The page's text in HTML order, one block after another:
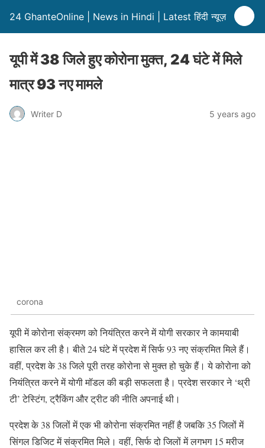
24 GhanteOnline | News in Hindi | Latest हिंदी न्यूज़
यूपी में 38 जिले हुए कोरोना मुक्त, 24 घंटे में मिले
मात्र 93 नए मामले
Writer D 5 years ago
corona
यूपी में कोरोना संक्रमण को नियंत्रित करने में योगी सरकार ने कामयाबी
हासिल कर ली है। बीते 24 घंटे में प्रदेश में सिर्फ 93 नए संक्रमित मिले हैं।
वहीं, प्रदेश के 38 जिले पूरी तरह कोरोना से मुक्त हो चुके हैं। ये कोरोना को
नियंत्रित करने में योगी मॉडल की बड़ी सफलता है। प्रदेश सरकार ने ‘थ्री
टी’ टेस्टिंग, ट्रैकिंग और ट्रीट की नीति अपनाई थी।
प्रदेश के 38 जिलों में एक भी कोरोना संक्रमित नहीं है जबकि 35 जिलों में
सिंगल डिजिट में संक्रमित मिले। वहीं, सिर्फ दो जिलों में लगभग 15 मरीज